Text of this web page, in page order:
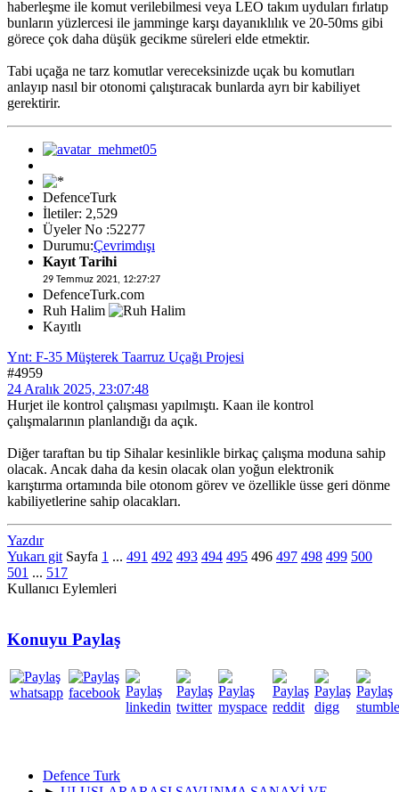
haberleşme ile komut verilebilmesi veya LEO takım uyduları fırlatıp
bunların yüzlercesi ile jamminge karşı dayanıklılık ve 20-50ms gibi
görece çok daha düşük gecikme süreleri elde etmektir.
Tabi uçağa ne tarz komutlar vereceksinizde uçak bu komutları
anlayıp nasıl bir otonomi çalıştıracak bunlarda ayrı bir kabiliyet
gerektirir.
DefenceTurk
İletiler: 2,529
Üyeler No :52277
Durumu:Çevrimdışı
Kayıt Tarihi
29 Temmuz 2021, 12:27:27
DefenceTurk.com
Ruh Halim
Kayıtlı
Ynt: F-35 Müşterek Taarruz Uçağı Projesi
#4959
24 Aralık 2025, 23:07:48
Hurjet ile kontrol çalışması yapılmıştı. Kaan ile kontrol
çalışmalarının planlandığı da açık.
Diğer taraftan bu tip Sihalar kesinlikle birkaç çalışma moduna sahip
olacak. Ancak daha da kesin olacak olan yoğun elektronik
karıştırma ortamında bile otonom görev ve özellikle üsse geri dönme
kabiliyetlerine sahip olacakları.
Yazdır
Yukarı git Sayfa 1 ... 491 492 493 494 495 496 497 498 499 500
501 ... 517
Kullanıcı Eylemleri
Konuyu Paylaş
Defence Turk